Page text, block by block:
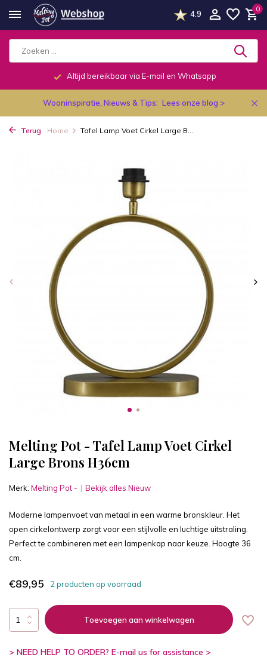
4.9
0
Altijd bereikbaar via E-mail en Whatsapp
Wooninspiratie, Nieuws & Tips: Lees onze blog >
Terug Home Tafel Lamp Voet Cirkel Large B...
Melting Pot - Tafel Lamp Voet Cirkel
Large Brons H36cm
Merk: Melting Pot - Bekijk alles Nieuw
Moderne lampenvoet van metaal in een warme bronskleur. Het
open cirkelontwerp zorgt voor een stijlvolle en luchtige uitstraling.
Perfect te combineren met een lampenkap naar keuze. Hoogte 36
cm.
€89,95 2 producten op voorraad
Toevoegen aan winkelwagen
> NEED HELP TO ORDER? E-mail us for assistance >